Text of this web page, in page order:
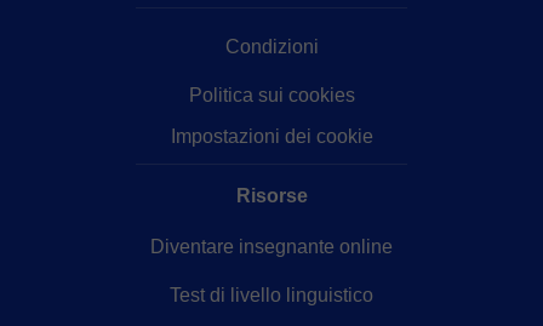
Condizioni
Politica sui cookies
Impostazioni dei cookie
Risorse
Diventare insegnante online
Test di livello linguistico